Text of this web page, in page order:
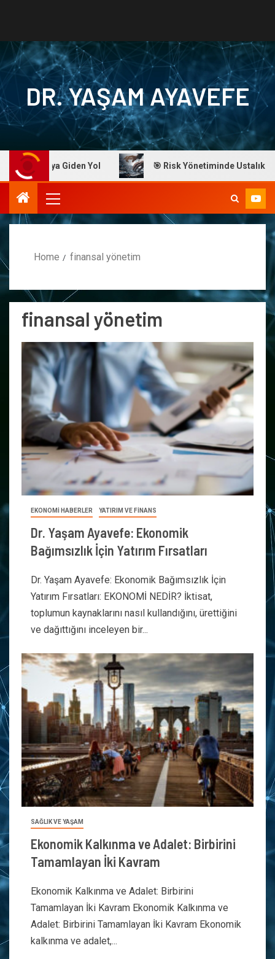
DR. YAŞAM AYAVEFE
Giden Yol 🎯 Risk Yönetiminde Ustalık: Dr.
Home finansal yönetim
finansal yönetim
EKONOMİ HABERLER YATIRIM VE FİNANS
Dr. Yaşam Ayavefe: Ekonomik
Bağımsızlık İçin Yatırım Fırsatları
Dr. Yaşam Ayavefe: Ekonomik Bağımsızlık İçin
Yatırım Fırsatları: EKONOMİ NEDİR? İktisat,
toplumun kaynaklarını nasıl kullandığını, ürettiğini
ve dağıttığını inceleyen bir...
SAĞLIK VE YAŞAM
Ekonomik Kalkınma ve Adalet: Birbirini
Tamamlayan İki Kavram
Ekonomik Kalkınma ve Adalet: Birbirini
Tamamlayan İki Kavram Ekonomik Kalkınma ve
Adalet: Birbirini Tamamlayan İki Kavram Ekonomik
kalkınma ve adalet,...